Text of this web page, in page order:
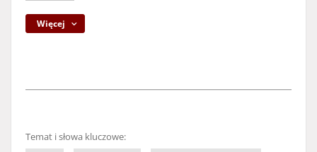
Więcej
Temat i słowa kluczowe: